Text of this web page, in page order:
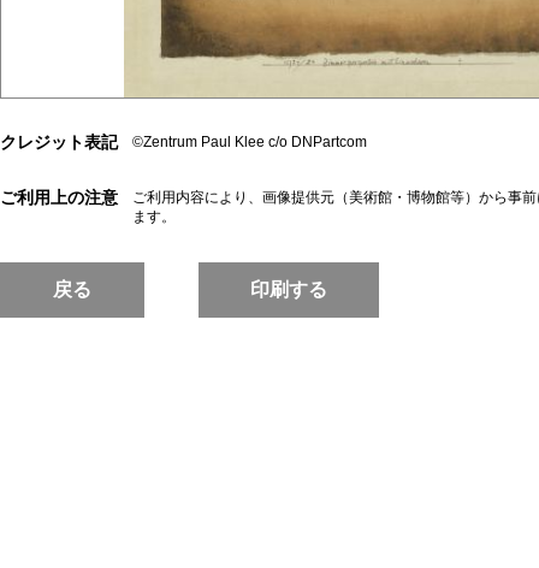
クレジット表記 ©Zentrum Paul Klee c/o DNPartcom
ご利用上の注意
ご利用内容により、画像提供元（美術館・博物館等）から事
ます。
戻る 印刷する